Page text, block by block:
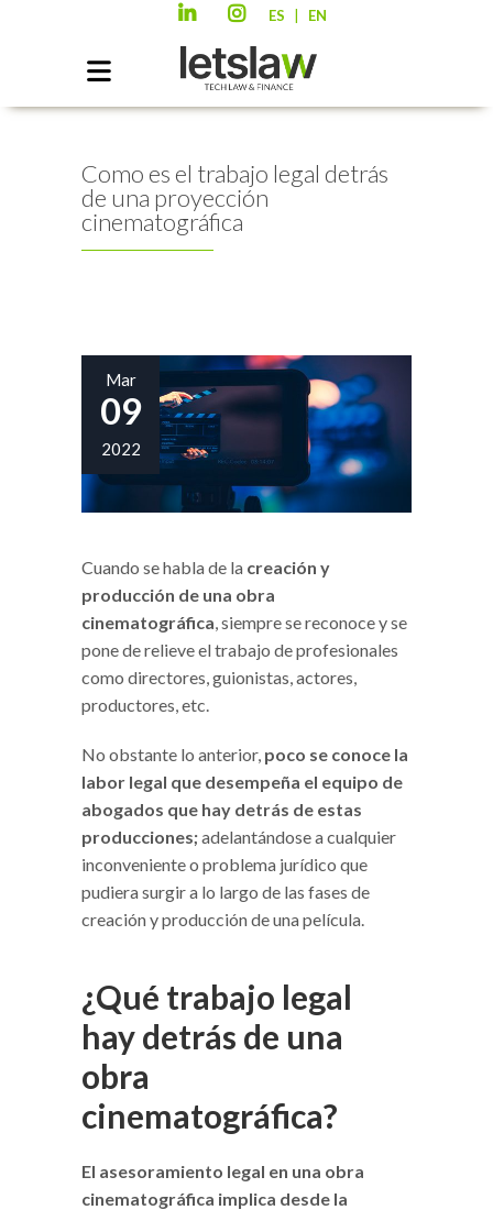
ES EN
Como es el trabajo legal detrás
de una proyección
cinematográfica
Mar
09
2022
Cuando se habla de la creación y
producción de una obra
cinematográfica, siempre se reconoce y se
pone de relieve el trabajo de profesionales
como directores, guionistas, actores,
productores, etc.
No obstante lo anterior, poco se conoce la
labor legal que desempeña el equipo de
abogados que hay detrás de estas
producciones;adelantándose a cualquier
inconveniente o problema jurídico que
pudiera surgir a lo largo de las fases de
creación y producción de una película.
¿Qué trabajo legal
hay detrás de una
obra
cinematográfica?
El asesoramiento legal en una obra
cinematográfica implica desde la